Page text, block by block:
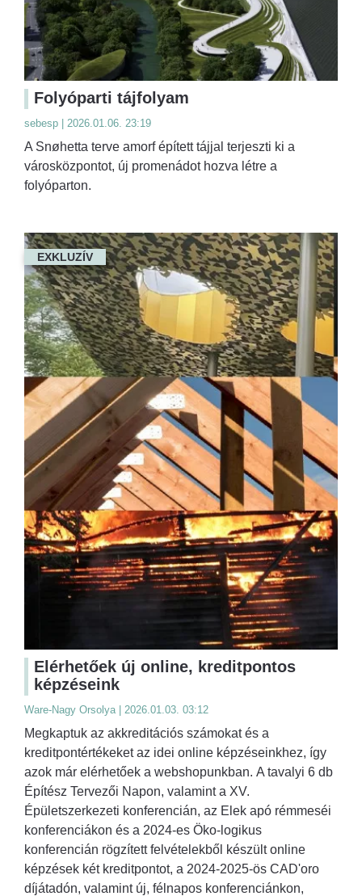
Folyóparti tájfolyam
sebesp | 2026.01.06. 23:19
A Snøhetta terve amorf épített tájjal terjeszti ki a
városközpontot, új promenádot hozva létre a
folyóparton.
EXKLUZÍV
Elérhetőek új online, kreditpontos
képzéseink
Ware-Nagy Orsolya | 2026.01.03. 03:12
Megkaptuk az akkreditációs számokat és a
kreditpontértékeket az idei online képzéseinkhez, így
azok már elérhetőek a webshopunkban. A tavalyi 6 db
Építész Tervezői Napon, valamint a XV.
Épületszerkezeti konferencián, az Elek apó rémmeséi
konferenciákon és a 2024-es Öko-logikus
konferencián rögzített felvételekből készült online
képzések két kreditpontot, a 2024-2025-ös CAD'oro
díjátadón, valamint új, félnapos konferenciánkon,